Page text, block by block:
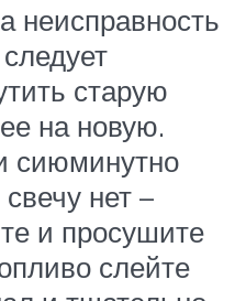
неисправность
старую
на новую.
сиюминутно
нет –
и просушите
слейте